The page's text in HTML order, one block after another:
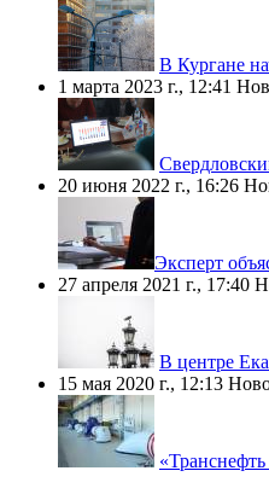
В Кургане
1 марта 2023 г., 12:41
20 июня 2022 г., 16:26
​Эксперт
27 апреля 2021 г., 17:40
В центре
15 мая 2020 г., 12:13